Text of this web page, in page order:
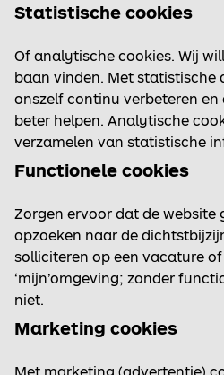
Statistische cookies
Of analytische cookies. Wij
baan vinden. Met statistische
onszelf continu verbeteren
beter helpen. Analytische
verzamelen van statistische
Functionele cookies
Zorgen ervoor dat de website
opzoeken naar de
solliciteren op een vacature
‘mijn’omgeving; zonder
niet.
Marketing cookies
Met marketing (advertentie)